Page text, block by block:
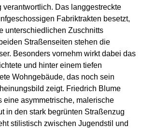
verantwortlich. Das langgestreckte
Fabriktrakten besetzt,
unterschiedlichen Zuschnitts
Straßenseiten stehen die
Besonders vornehm wirkt dabei das
und hinter einem tiefen
Wohngebäude, das noch sein
zeigt. Friedrich Blume
eine asymmetrische, malerische
in den stark begrünten Straßenzug
stilistisch zwischen Jugendstil und